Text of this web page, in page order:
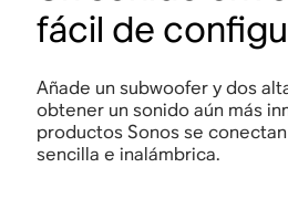
fácil de
Añade un subwoofer y dos
obtener un sonido aún más
productos Sonos se
sencilla e inalámbrica.